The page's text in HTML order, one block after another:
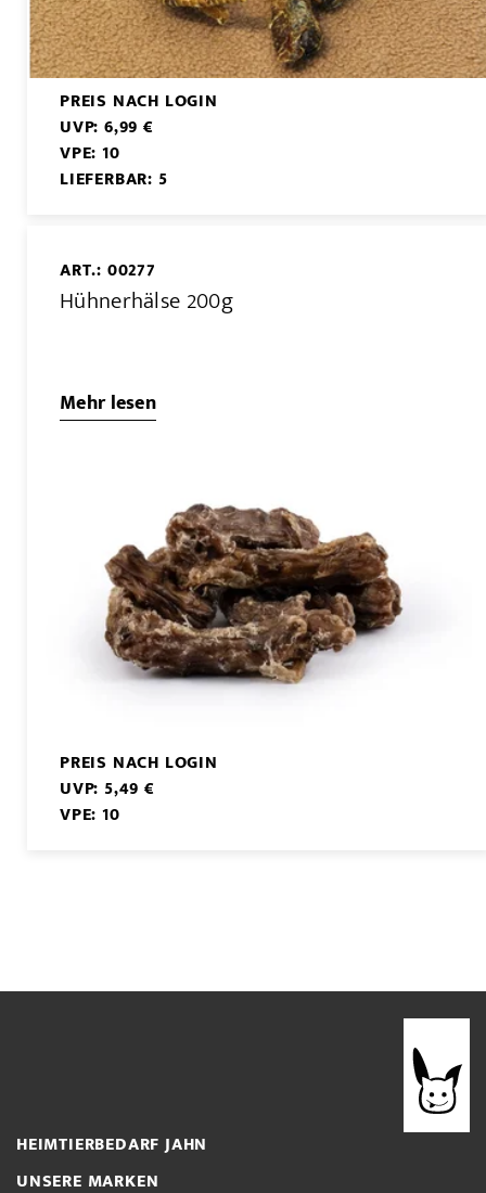
PREIS NACH LOGIN
UVP: 6,99 €
VPE: 10
LIEFERBAR: 5
ART.: 00277
Hühnerhälse 200g
Mehr lesen
PREIS NACH LOGIN
UVP: 5,49 €
VPE: 10
HEIMTIERBEDARF JAHN
UNSERE MARKEN